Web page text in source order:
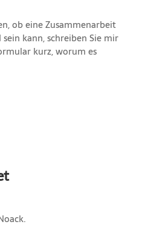
ob eine Zusammenarbeit
kann, schreiben Sie mir
kurz, worum es